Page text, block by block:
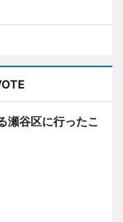
瀬谷区に行ったこ